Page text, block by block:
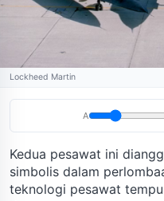
Lockheed Martin
A
Kedua pesawat ini
simbolis dalam
teknologi pesawat